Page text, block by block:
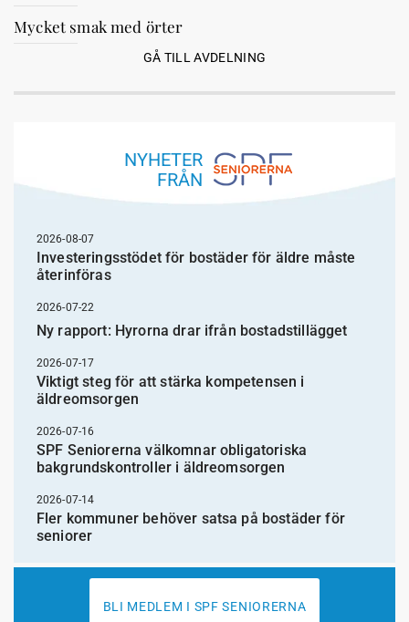
Mycket smak med örter
GÅ TILL AVDELNING
NYHETER
FRÅN
2026-08-07
Investeringsstödet för bostäder för äldre måste
återinföras
2026-07-22
Ny rapport: Hyrorna drar ifrån bostadstillägget
2026-07-17
Viktigt steg för att stärka kompetensen i
äldreomsorgen
2026-07-16
SPF Seniorerna välkomnar obligatoriska
bakgrundskontroller i äldreomsorgen
2026-07-14
Fler kommuner behöver satsa på bostäder för
seniorer
BLI MEDLEM I SPF SENIORERNA